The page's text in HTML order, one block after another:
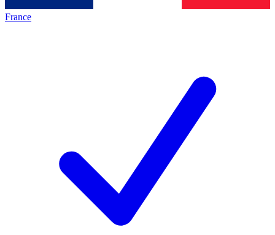
France